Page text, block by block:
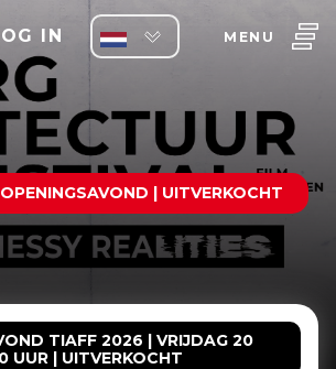
IN MENU
| UITVERKOCHT
TIAFF 2026 | VRIJDAG 20
UUR | UITVERKOCHT